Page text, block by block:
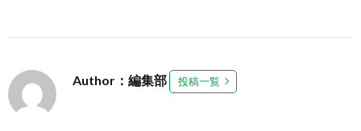
Author：編集部 投稿一覧